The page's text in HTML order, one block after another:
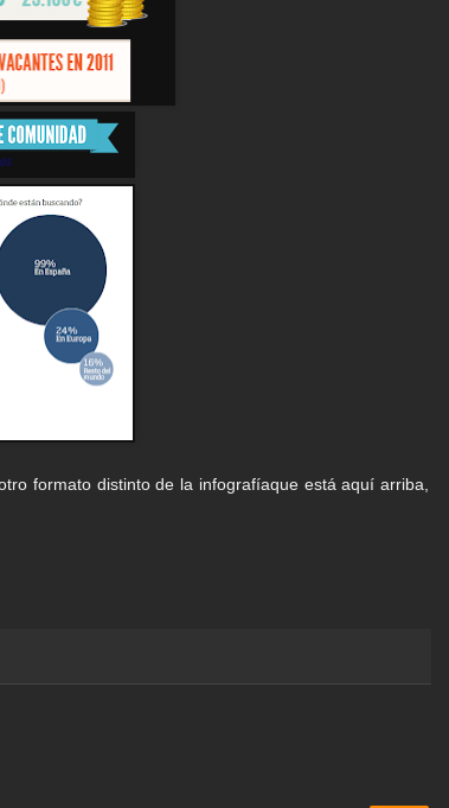
formato distinto de la infografíaque está aquí arriba,